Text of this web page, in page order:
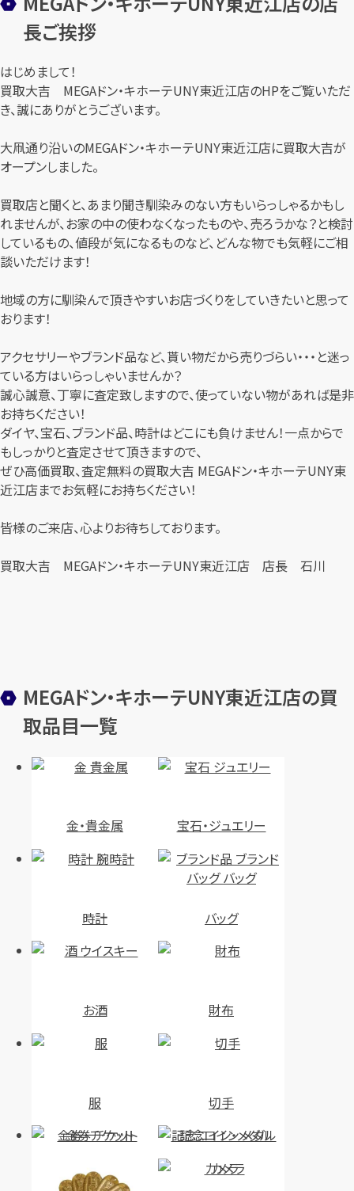
長ご挨拶
はじめまして！
買取大吉 MEGAドン・キホーテUNY東近江店のHPをご覧いただ
き、誠にありがとうございます。
大凧通り沿いのMEGAドン・キホーテUNY東近江店に買取大吉が
オープンしました。
買取店と聞くと、あまり聞き馴染みのない方もいらっしゃるかもし
れませんが、お家の中の使わなくなったものや、売ろうかな？と検討
しているもの、値段が気になるものなど、どんな物でも気軽にご相
談いただけます！
地域の方に馴染んで頂きやすいお店づくりをしていきたいと思って
おります！
アクセサリーやブランド品など、貰い物だから売りづらい・・・と迷っ
ている方はいらっしゃいませんか？
誠心誠意、丁寧に査定致しますので、使っていない物があれば是非
お持ちください！
ダイヤ、宝石、ブランド品、時計はどこにも負けません！一点からで
もしっかりと査定させて頂きますので、
ぜひ高価買取、査定無料の買取大吉 MEGAドン・キホーテUNY東
近江店までお気軽にお持ちください！
皆様のご来店、心よりお待ちしております。
買取大吉 MEGAドン・キホーテUNY東近江店 店長 石川
MEGAドン・キホーテUNY東近江店の買
取品目一覧
金・貴金属 宝石・ジュエリー
時計 バッグ
お酒 財布
服
切手
金券・チケット
記念コイン・メダル
カメラ